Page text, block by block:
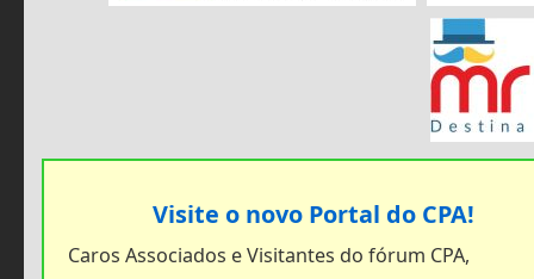
Visite o novo Portal do CPA!
Caros Associados e Visitantes do fórum CPA,